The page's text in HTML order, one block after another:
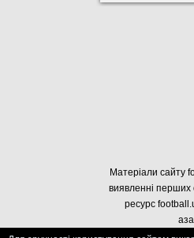
Матеріали сайту
виявленні перших
ресурс